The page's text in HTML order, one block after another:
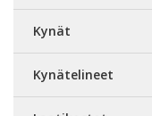
Kynät
Kynätelineet